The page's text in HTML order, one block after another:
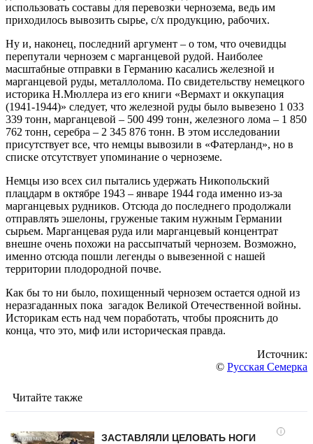
использовать составы для перевозки чернозема, ведь им
приходилось вывозить сырье, с/х продукцию, рабочих.
Ну и, наконец, последний аргумент – о том, что очевидцы
перепутали чернозем с марганцевой рудой. Наиболее
масштабные отправки в Германию касались железной и
марганцевой руды, металлолома. По свидетельству немецкого
историка Н.Мюллера из его книги «Вермахт и оккупация
(1941-1944)» следует, что железной руды было вывезено 1 033
339 тонн, марганцевой – 500 499 тонн, железного лома – 1 850
762 тонн, серебра – 2 345 876 тонн. В этом исследовании
присутствует все, что немцы вывозили в «Фатерланд», но в
списке отсутствует упоминание о черноземе.
Немцы изо всех сил пытались удержать Никопольский
плацдарм в октябре 1943 – январе 1944 года именно из-за
марганцевых рудников. Отсюда до последнего продолжали
отправлять эшелоны, груженые таким нужным Германии
сырьем. Марганцевая руда или марганцевый концентрат
внешне очень похожи на рассыпчатый чернозем. Возможно,
именно отсюда пошли легенды о вывезенной с нашей
территории плодородной почве.
Как бы то ни было, похищенный чернозем остается одной из
неразгаданных пока загадок Великой Отечественной войны.
Историкам есть над чем поработать, чтобы прояснить до
конца, что это, миф или историческая правда.
Источник:
© Русская Семерка
Читайте также
i
ЗАСТАВЛЯЛИ ЦЕЛОВАТЬ НОГИ